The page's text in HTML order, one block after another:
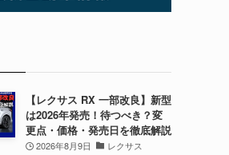
【レクサス RX 一部改良】新型
は2026年発売！待つべき？変
更点・価格・発売日を徹底解説
2026年8月9日 レクサス